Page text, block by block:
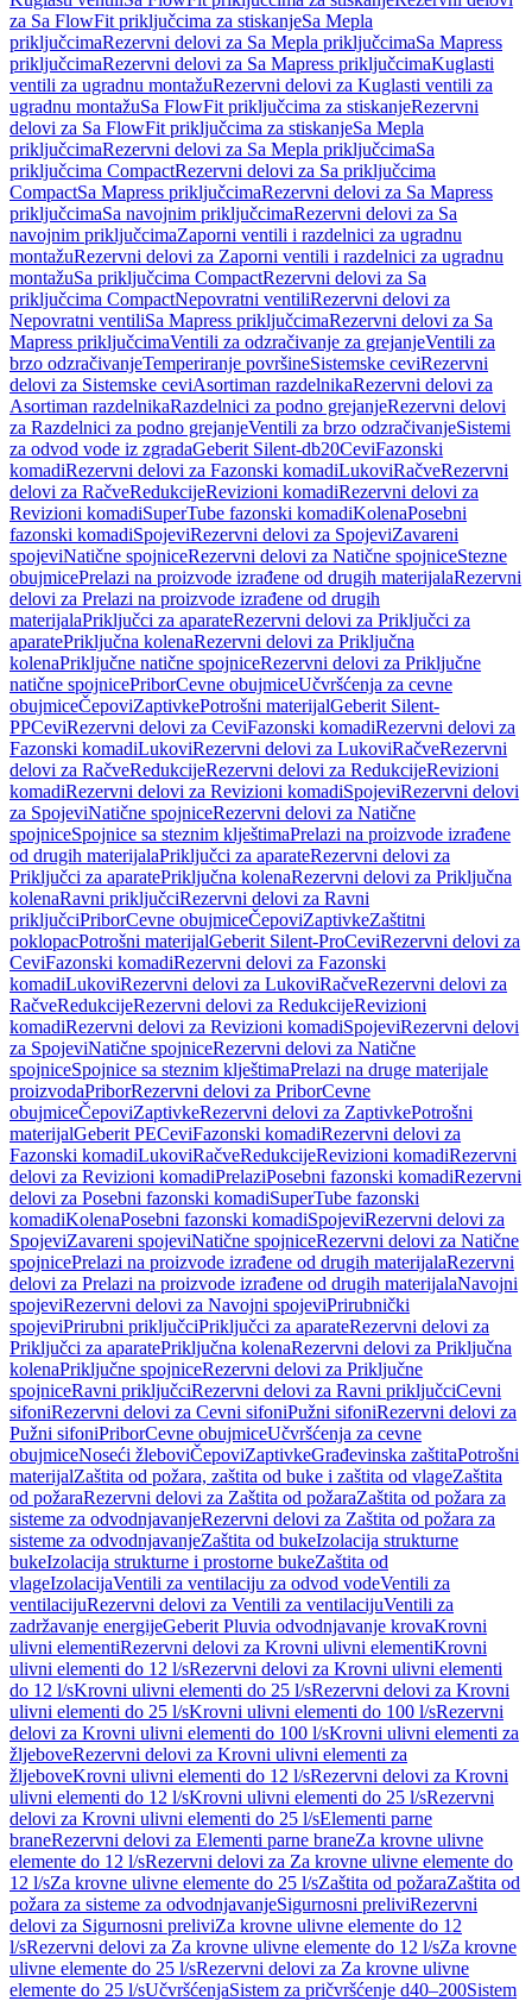
za Sa FlowFit priključcima za stiskanjeSa Mepla
priključcimaRezervni delovi za Sa Mepla priključcimaSa Mapress
priključcimaRezervni delovi za Sa Mapress priključcimaKuglasti
ventili za ugradnu montažuRezervni delovi za Kuglasti ventili za
ugradnu montažuSa FlowFit priključcima za stiskanjeRezervni
delovi za Sa FlowFit priključcima za stiskanjeSa Mepla
priključcimaRezervni delovi za Sa Mepla priključcimaSa
priključcima CompactRezervni delovi za Sa priključcima
CompactSa Mapress priključcimaRezervni delovi za Sa Mapress
priključcimaSa navojnim priključcimaRezervni delovi za Sa
navojnim priključcimaZaporni ventili i razdelnici za ugradnu
montažuRezervni delovi za Zaporni ventili i razdelnici za ugradnu
montažuSa priključcima CompactRezervni delovi za Sa
priključcima CompactNepovratni ventiliRezervni delovi za
Nepovratni ventiliSa Mapress priključcimaRezervni delovi za Sa
Mapress priključcimaVentili za odzračivanje za grejanjeVentili za
brzo odzračivanjeTemperiranje površineSistemske ceviRezervni
delovi za Sistemske ceviAsortiman razdelnikaRezervni delovi za
Asortiman razdelnikaRazdelnici za podno grejanjeRezervni delovi
za Razdelnici za podno grejanjeVentili za brzo odzračivanjeSistemi
za odvod vode iz zgradaGeberit Silent-db20CeviFazonski
komadiRezervni delovi za Fazonski komadiLukoviRačveRezervni
delovi za RačveRedukcijeRevizioni komadiRezervni delovi za
Revizioni komadiSuperTube fazonski komadiKolenaPosebni
fazonski komadiSpojeviRezervni delovi za SpojeviZavareni
spojeviNatične spojniceRezervni delovi za Natične spojniceStezne
obujmicePrelazi na proizvode izrađene od drugih materijalaRezervni
delovi za Prelazi na proizvode izrađene od drugih
materijalaPriključci za aparateRezervni delovi za Priključci za
aparatePriključna kolenaRezervni delovi za Priključna
kolenaPriključne natične spojniceRezervni delovi za Priključne
natične spojnicePriborCevne obujmiceUčvršćenja za cevne
obujmiceČepoviZaptivkePotrošni materijalGeberit Silent-
PPCeviRezervni delovi za CeviFazonski komadiRezervni delovi za
Fazonski komadiLukoviRezervni delovi za LukoviRačveRezervni
delovi za RačveRedukcijeRezervni delovi za RedukcijeRevizioni
komadiRezervni delovi za Revizioni komadiSpojeviRezervni delovi
za SpojeviNatične spojniceRezervni delovi za Natične
spojniceSpojnice sa steznim klještimaPrelazi na proizvode izrađene
od drugih materijalaPriključci za aparateRezervni delovi za
Priključci za aparatePriključna kolenaRezervni delovi za Priključna
kolenaRavni priključciRezervni delovi za Ravni
priključciPriborCevne obujmiceČepoviZaptivkeZaštitni
poklopacPotrošni materijalGeberit Silent-ProCeviRezervni delovi za
CeviFazonski komadiRezervni delovi za Fazonski
komadiLukoviRezervni delovi za LukoviRačveRezervni delovi za
RačveRedukcijeRezervni delovi za RedukcijeRevizioni
komadiRezervni delovi za Revizioni komadiSpojeviRezervni delovi
za SpojeviNatične spojniceRezervni delovi za Natične
spojniceSpojnice sa steznim klještimaPrelazi na druge materijale
proizvodaPriborRezervni delovi za PriborCevne
obujmiceČepoviZaptivkeRezervni delovi za ZaptivkePotrošni
materijalGeberit PECeviFazonski komadiRezervni delovi za
Fazonski komadiLukoviRačveRedukcijeRevizioni komadiRezervni
delovi za Revizioni komadiPrelaziPosebni fazonski komadiRezervni
delovi za Posebni fazonski komadiSuperTube fazonski
komadiKolenaPosebni fazonski komadiSpojeviRezervni delovi za
SpojeviZavareni spojeviNatične spojniceRezervni delovi za Natične
spojnicePrelazi na proizvode izrađene od drugih materijalaRezervni
delovi za Prelazi na proizvode izrađene od drugih materijalaNavojni
spojeviRezervni delovi za Navojni spojeviPrirubnički
spojeviPrirubni priključciPriključci za aparateRezervni delovi za
Priključci za aparatePriključna kolenaRezervni delovi za Priključna
kolenaPriključne spojniceRezervni delovi za Priključne
spojniceRavni priključciRezervni delovi za Ravni priključciCevni
sifoniRezervni delovi za Cevni sifoniPužni sifoniRezervni delovi za
Pužni sifoniPriborCevne obujmiceUčvršćenja za cevne
obujmiceNoseći žleboviČepoviZaptivkeGrađevinska zaštitaPotrošni
materijalZaštita od požara, zaštita od buke i zaštita od vlageZaštita
od požaraRezervni delovi za Zaštita od požaraZaštita od požara za
sisteme za odvodnjavanjeRezervni delovi za Zaštita od požara za
sisteme za odvodnjavanjeZaštita od bukeIzolacija strukturne
bukeIzolacija strukturne i prostorne bukeZaštita od
vlageIzolacijaVentili za ventilaciju za odvod vodeVentili za
ventilacijuRezervni delovi za Ventili za ventilacijuVentili za
zadržavanje energijeGeberit Pluvia odvodnjavanje krovaKrovni
ulivni elementiRezervni delovi za Krovni ulivni elementiKrovni
ulivni elementi do 12 l/sRezervni delovi za Krovni ulivni elementi
do 12 l/sKrovni ulivni elementi do 25 l/sRezervni delovi za Krovni
ulivni elementi do 25 l/sKrovni ulivni elementi do 100 l/sRezervni
delovi za Krovni ulivni elementi do 100 l/sKrovni ulivni elementi za
žljeboveRezervni delovi za Krovni ulivni elementi za
žljeboveKrovni ulivni elementi do 12 l/sRezervni delovi za Krovni
ulivni elementi do 12 l/sKrovni ulivni elementi do 25 l/sRezervni
delovi za Krovni ulivni elementi do 25 l/sElementi parne
braneRezervni delovi za Elementi parne braneZa krovne ulivne
elemente do 12 l/sRezervni delovi za Za krovne ulivne elemente do
12 l/sZa krovne ulivne elemente do 25 l/sZaštita od požaraZaštita od
požara za sisteme za odvodnjavanjeSigurnosni preliviRezervni
delovi za Sigurnosni preliviZa krovne ulivne elemente do 12
l/sRezervni delovi za Za krovne ulivne elemente do 12 l/sZa krovne
ulivne elemente do 25 l/sRezervni delovi za Za krovne ulivne
elemente do 25 l/sUčvršćenjaSistem za pričvršćenje d40–200Sistem